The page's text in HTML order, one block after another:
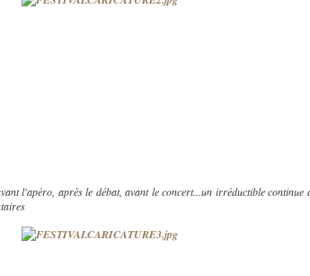
l'apéro, après le débat, avant le concert...un irréductible continue